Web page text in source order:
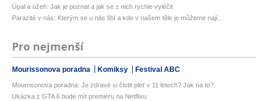
Úpal a úžeh: Jak je poznat a jak se z nich rychle vyléčit
Parazité v nás: Kterým se u nás líbí a kde v našem těle je můžeme nají...
Pro nejmenší
Mourissonova poradna Komiksy Festival ABC
Mourrisonova poradna: Je zdravé si čistit pleť v 11 letech? Jak na to?
Ukázka z GTA 6 bude mít premiéru na Netflixu